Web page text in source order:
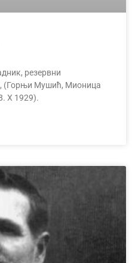
резервни
(Горњи Мушић, Мионица
X 1929).